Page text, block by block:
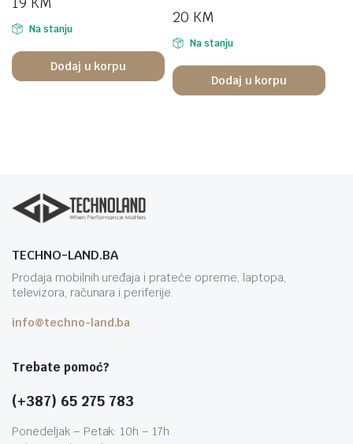
Na stanju
Dodaj u korpu
20 KM
Na stanju
Dodaj u korpu
TECHNO-LAND.BA
Prodaja mobilnih uređaja i prateće opreme, laptopa,
televizora, računara i periferije.
info@techno-land.ba
Trebate pomoć?
(+387) 65 275 783
Ponedeljak – Petak: 10h – 17h